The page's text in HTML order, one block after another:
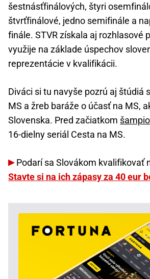
šestnásťfinálových, štyri
štvrťfinálové, jedno semifinále a
finále. STVR získala aj rozhlasové
využije na základe úspechov
reprezentácie v kvalifikácii.
Diváci si tu navyše pozrú aj štúdiá
MS a žreb baráže o účasť na MS,
Slovenska. Pred začiatkom
16-dielny seriál Cesta na MS.
Podarí sa Slovákom kvalifikovať
Stavte si na ich zápasy za 40 eur